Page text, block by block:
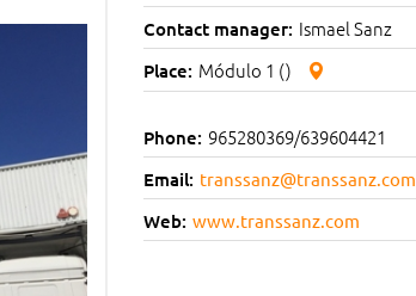
Contact manager: Ismael Sanz
Place: Módulo 1 ()
Phone: 965280369/639604421
Email: transsanz@transsanz.com
Web: www.transsanz.com